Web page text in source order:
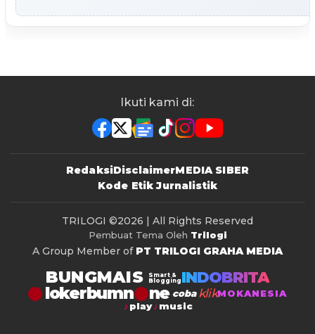
Ikuti kami di:
RedaksiDisclaimerMEDIA SIBER
Kode Etik Jurnalistik
TRILOGI ©2026 | All Rights Reserved
Pembuat Tema Oleh Trilogi
A Group Member of PT TRILOGI GRAHA MEDIA
BUNGMAIS
Smart &
Blogging INDOBRITA
lokerbumn coba klikMOKANESIA
play
music